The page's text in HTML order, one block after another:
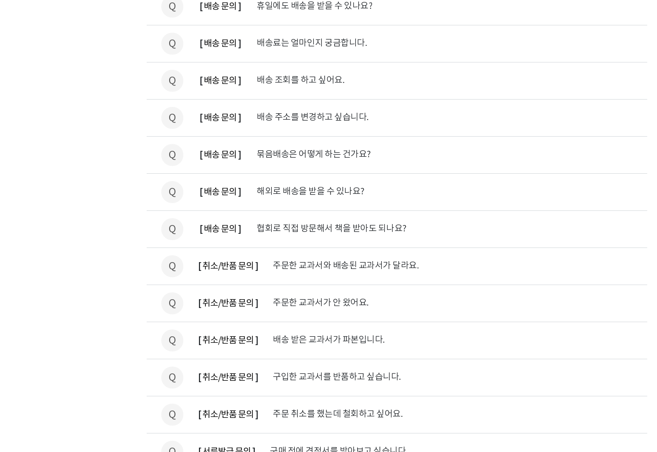
Q [배송 문의 ] 휴일에도 배송을 받을 수 있나요?
Q [배송 문의 ] 배송료는 얼마인지 궁금합니다.
Q [배송 문의 ] 배송 조회를 하고 싶어요.
Q [배송 문의 ] 배송 주소를 변경하고 싶습니다.
Q [배송 문의 ] 묶음배송은 어떻게 하는 건가요?
Q [배송 문의 ] 해외로 배송을 받을 수 있나요?
Q [배송 문의 ] 협회로 직접 방문해서 책을 받아도 되나요?
Q [취소/반품 문의 ] 주문한 교과서와 배송된 교과서가 달라요.
Q [취소/반품 문의 ] 주문한 교과서가 안 왔어요.
Q [취소/반품 문의 ] 배송 받은 교과서가 파본입니다.
Q [취소/반품 문의 ] 구입한 교과서를 반품하고 싶습니다.
Q [취소/반품 문의 ] 주문 취소를 했는데 철회하고 싶어요.